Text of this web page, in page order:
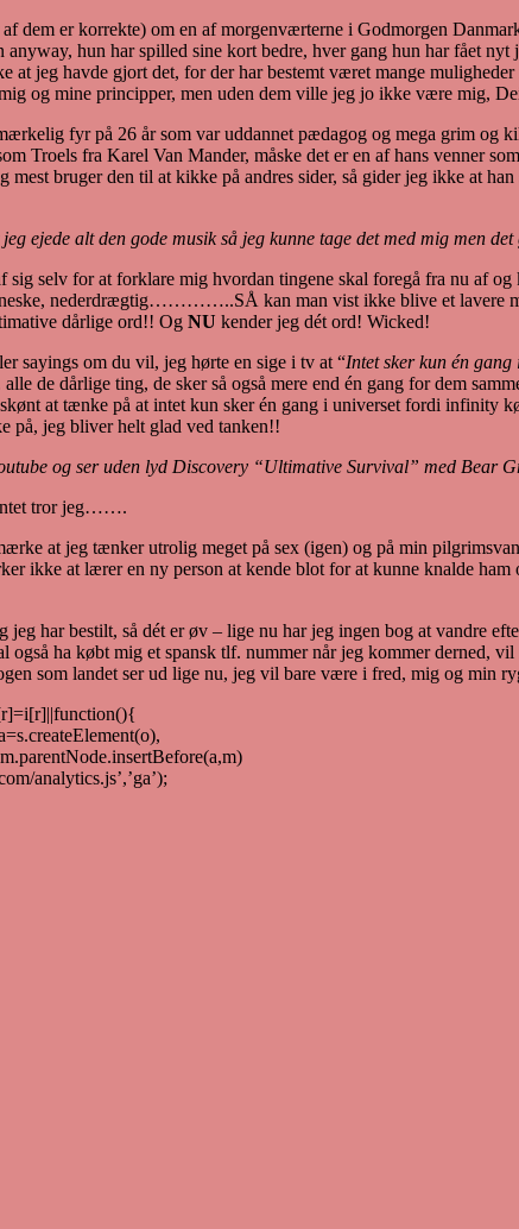
dem er korrekte) om en af morgenværterne i Godmorgen
hun har spilled sine kort bedre, hver gang hun har fået
jeg havde gjort det, for der har bestemt været mange
og mine principper, men uden dem ville jeg jo ikke være mig,
fyr på 26 år som var uddannet pædagog og mega grim og
fra Karel Van Mander, måske det er en af hans venner
bruger den til at kikke på andres sider, så gider jeg ikke at
ejede alt den gode musik så jeg kunne tage det med mig men
sig selv for at forklare mig hvordan tingene skal foregå fra nu af
nederdrægtig…………..SÅ kan man vist ikke blive et lavere
dårlige ord!! Og NU kender jeg dét ord! Wicked!
sayings om du vil, jeg hørte en sige i tv at “Intet sker kun én gang
de dårlige ting, de sker så også mere end én gang for dem
skønt at tænke på at intet kun sker én gang i universet fordi
på, jeg bliver helt glad ved tanken!!
og ser uden lyd Discovery “Ultimative Survival” med Bear
tror jeg…….
at jeg tænker utrolig meget på sex (igen) og på min
ikke at lærer en ny person at kende blot for at kunne knalde
har bestilt, så dét er øv – lige nu har jeg ingen bog at vandre
også ha købt mig et spansk tlf. nummer når jeg kommer
som landet ser ud lige nu, jeg vil bare være i fred, mig og
analytics.js’,’ga’);